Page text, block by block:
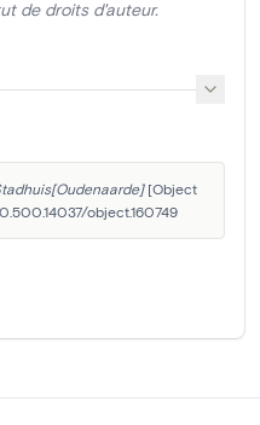
de droits d'auteur.
[Object
object.160749